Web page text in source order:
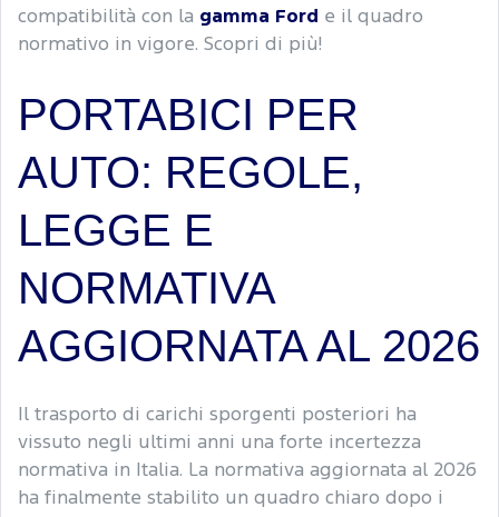
compatibilità con la gamma Ford e il quadro
normativo in vigore. Scopri di più!
PORTABICI PER
AUTO: REGOLE,
LEGGE E
NORMATIVA
AGGIORNATA AL 2026
Il trasporto di carichi sporgenti posteriori ha
vissuto negli ultimi anni una forte incertezza
normativa in Italia. La normativa aggiornata al 2026
ha finalmente stabilito un quadro chiaro dopo i